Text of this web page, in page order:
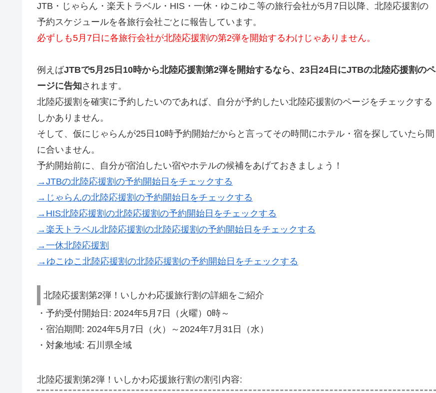
JTB・じゃらん・楽天トラベル・HIS・一休・ゆこゆこ等の旅行会社が5月7日以降、北陸応援割の
予約スケジュールを各旅行会社ごとに報告しています。
必ずしも5月7日に各旅行会社が北陸応援割の第2弾を開始するわけじゃありません。
例えばJTBで5月25日10時から北陸応援割第2弾を開始するなら、23日24日にJTBの北陸応援割のペ
ージに告知されます。
北陸応援割を確実に予約したいのであれば、自分が予約したい北陸応援割のページをチェックする
しかありません。
そして、仮にじゃらんが25日10時予約開始だからと言ってその時間にホテル・宿を探していたら間
に合いません。
予約開始前に、自分が宿泊したい宿やホテルの候補をあげておきましょう！
→JTBの北陸応援割の予約開始日をチェックする
→じゃらんの北陸応援割の予約開始日をチェックする
→HIS北陸応援割の北陸応援割の予約開始日をチェックする
→楽天トラベル北陸応援割の北陸応援割の予約開始日をチェックする
→一休北陸応援割
→ゆこゆこ北陸応援割の北陸応援割の予約開始日をチェックする
北陸応援割第2弾！いしかわ応援旅行割の詳細をご紹介
・予約受付開始日: 2024年5月7日（火曜）0時～
・宿泊期間: 2024年5月7日（火）～2024年7月31日（水）
・対象地域: 石川県全域
北陸応援割第2弾！いしかわ応援旅行割の割引内容: